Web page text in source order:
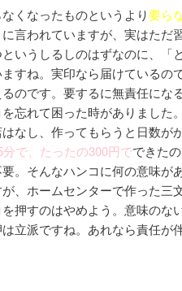
くなったものというより要ら
言われていますが、実はた
いうしるしのはずなのに、
すね。実印なら届けている
のです。要するに無責任になる
忘れて困った時がありました
なし、作ってもらうと日数
で、たったの300円でできた
。そんなハンコに何の意味
、ホームセンターで作った三
押すのはやめよう。意味のな
立派ですね。あれなら責任が